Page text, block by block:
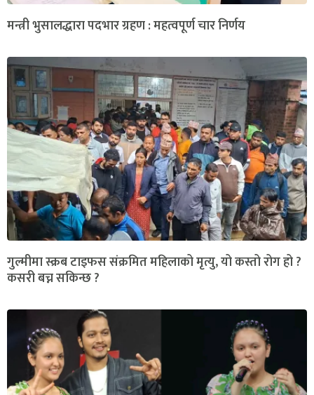
मन्त्री भुसालद्धारा पदभार ग्रहण : महत्वपूर्ण चार निर्णय
गुल्मीमा स्क्रब टाइफस संक्रमित महिलाको मृत्यु, यो कस्तो रोग हो ?
कसरी बच्न सकिन्छ ?